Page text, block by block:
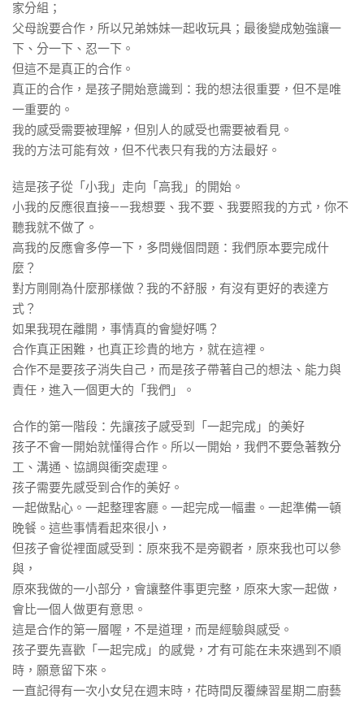
家分組；
父母說要合作，所以兄弟姊妹一起收玩具；最後變成勉強讓一
下、分一下、忍一下。
但這不是真正的合作。
真正的合作，是孩子開始意識到：我的想法很重要，但不是唯
一重要的。
我的感受需要被理解，但別人的感受也需要被看見。
我的方法可能有效，但不代表只有我的方法最好。
這是孩子從「小我」走向「高我」的開始。
小我的反應很直接——我想要、我不要、我要照我的方式，你不
聽我就不做了。
高我的反應會多停一下，多問幾個問題：我們原本要完成什
麼？
對方剛剛為什麼那樣做？我的不舒服，有沒有更好的表達方
式？
如果我現在離開，事情真的會變好嗎？
合作真正困難，也真正珍貴的地方，就在這裡。
合作不是要孩子消失自己，而是孩子帶著自己的想法、能力與
責任，進入一個更大的「我們」。
合作的第一階段：先讓孩子感受到「一起完成」的美好
孩子不會一開始就懂得合作。所以一開始，我們不要急著教分
工、溝通、協調與衝突處理。
孩子需要先感受到合作的美好。
一起做點心。一起整理客廳。一起完成一幅畫。一起準備一頓
晚餐。這些事情看起來很小，
但孩子會從裡面感受到：原來我不是旁觀者，原來我也可以參
與，
原來我做的一小部分，會讓整件事更完整，原來大家一起做，
會比一個人做更有意思。
這是合作的第一層喔，不是道理，而是經驗與感受。
孩子要先喜歡「一起完成」的感覺，才有可能在未來遇到不順
時，願意留下來。
一直記得有一次小女兒在週末時，花時間反覆練習星期二廚藝